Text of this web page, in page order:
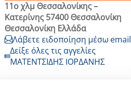
11ο χλμ Θεσσαλονίκης –
Κατερίνης 57400 Θεσσαλονίκη
Θεσσαλονίκη Ελλάδα
Λάβετε ειδοποίηση μέσω email
Δείξε όλες τις αγγελίες
ΜΑΤΕΝΤΣΙΔΗΣ ΙΟΡΔΑΝΗΣ